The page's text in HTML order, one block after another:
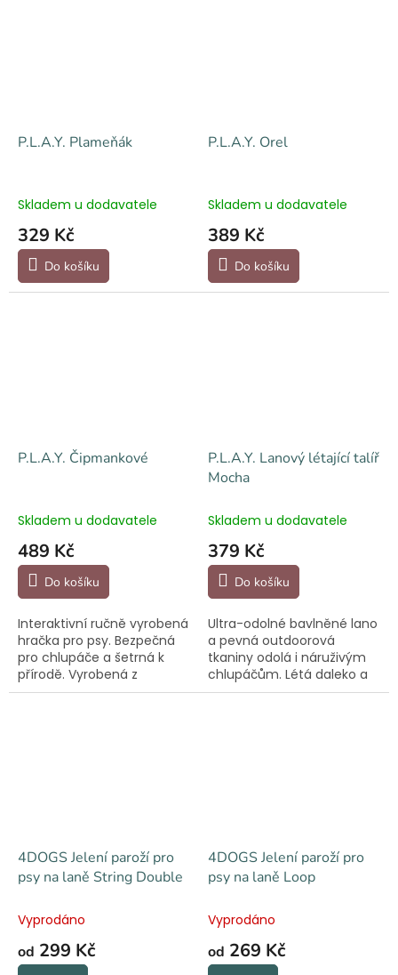
P.L.A.Y. Plameňák
Skladem u dodavatele
329 Kč
Do košíku
P.L.A.Y. Orel
Skladem u dodavatele
389 Kč
Do košíku
P.L.A.Y. Čipmankové
Skladem u dodavatele
489 Kč
Do košíku
Interaktivní ručně vyrobená
hračka pro psy. Bezpečná
pro chlupáče a šetrná k
přírodě. Vyrobená z
recyklovaných materiálů.
P.L.A.Y. Lanový létající talíř
Mocha
Skladem u dodavatele
379 Kč
Do košíku
Ultra-odolné bavlněné lano
a pevná outdoorová
tkaniny odolá i náruživým
chlupáčům. Létá daleko a
plave na vodní hladině.
4DOGS Jelení paroží pro
psy na laně String Double
Vyprodáno
od 299 Kč
4DOGS Jelení paroží pro
psy na laně Loop
Vyprodáno
od 269 Kč